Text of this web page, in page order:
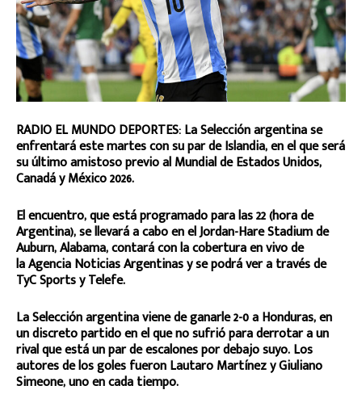
RADIO EL MUNDO DEPORTES: La Selección argentina se
enfrentará este martes con su par de Islandia, en el que será
su último amistoso previo al Mundial de Estados Unidos,
Canadá y México 2026.
El encuentro, que está programado para las 22 (hora de
Argentina), se llevará a cabo en el Jordan-Hare Stadium de
Auburn, Alabama, contará con la cobertura en vivo de
la Agencia Noticias Argentinas y se podrá ver a través de
TyC Sports y Telefe.
La Selección argentina viene de ganarle 2-0 a Honduras, en
un discreto partido en el que no sufrió para derrotar a un
rival que está un par de escalones por debajo suyo. Los
autores de los goles fueron Lautaro Martínez y Giuliano
Simeone, uno en cada tiempo.